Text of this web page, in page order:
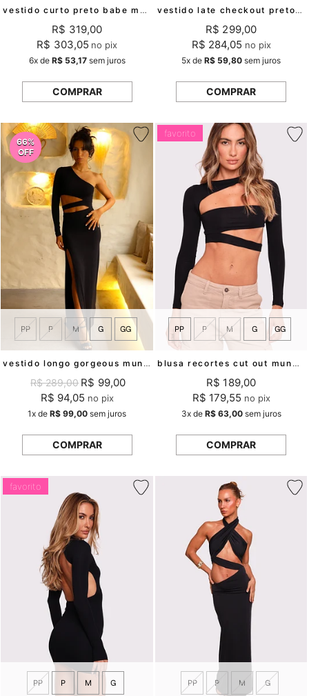
vestido curto preto babe mundo lolita
R$ 319,00
R$ 303,05 no pix
6xde R$ 53,17sem juros
COMPRAR
vestido late checkout preto mundo lolita
R$ 299,00
R$ 284,05 no pix
5x deR$ 59,80 sem juros
COMPRAR
66%
OFF
vestido longo gorgeous mundo lolita
PP P M G GG
R$ 289,00 R$ 99,00
R$ 94,05 no pix
1x deR$ 99,00 sem juros
COMPRAR
favorito
blusa recortes cut out mundo lolita
PP P M G GG
R$ 189,00
R$ 179,55 no pix
3xde R$ 63,00sem juros
COMPRAR
favorito
PP P M G PP P M G